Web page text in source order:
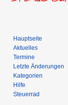
Hauptseite
Aktuelles
Termine
Letzte Änderungen
Kategorien
Hilfe
Steuerrad